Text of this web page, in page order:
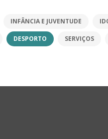
INFÂNCIA E JUVENTUDE
DESPORTO SERVIÇOS